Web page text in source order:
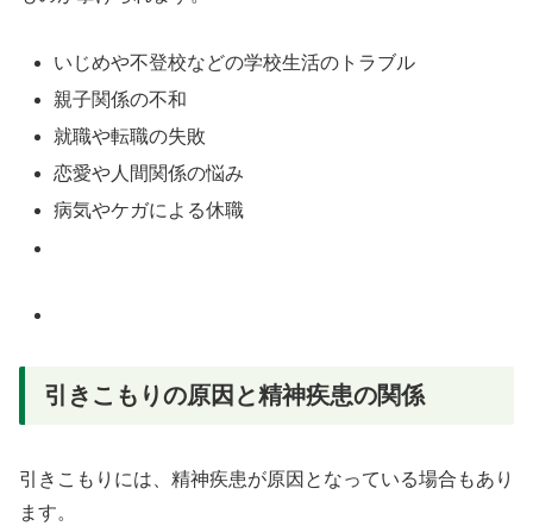
いじめや不登校などの学校生活のトラブル
親子関係の不和
就職や転職の失敗
恋愛や人間関係の悩み
病気やケガによる休職
引きこもりの原因と精神疾患の関係
引きこもりには、精神疾患が原因となっている場合もあり
ます。